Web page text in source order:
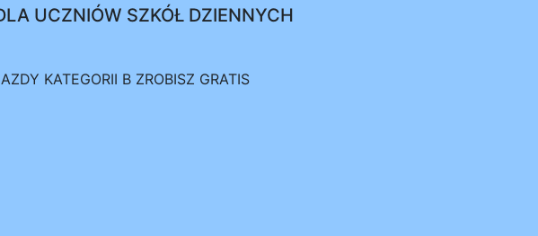
UCZNIÓW SZKÓŁ DZIENNYCH
KATEGORII B ZROBISZ GRATIS